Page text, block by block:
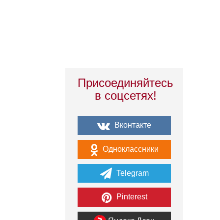
Присоединяйтесь
в соцсетях!
Вконтакте
Одноклассники
Telegram
Pinterest